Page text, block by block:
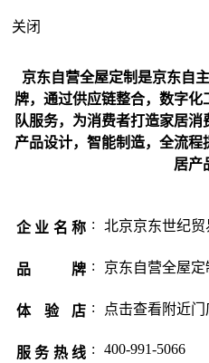
关闭
京东自营全屋定制是京东自
牌，通过供应链整合，数字
队服务，为消费者打造家居
产品设计，智能制造，全流
居产
企业名称 : 北京京东世纪贸
品 牌 : 京东自营全屋定
体验店 : 点击查看附近门
服务热线 : 400-991-5066